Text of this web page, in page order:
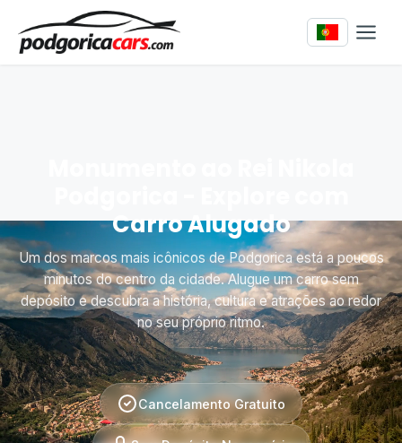
Carro Alugado
Um dos marcos mais icônicos de Podgorica está a poucos
minutos do centro da cidade. Alugue um carro sem
depósito e descubra a história, cultura e atrações ao redor
no seu próprio ritmo.
Cancelamento Gratuito